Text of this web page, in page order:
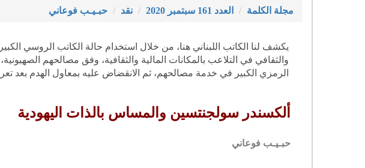
مجلة الكلمة العدد 161 سبتمبر 2020 نقد حبـيـب فوعاني
يكشف لنا الكاتب اللبناني هنا، من خلال استخدام حالة الكاتب الروسي
والثقافي في التلاعب بالمكانات المالية والثقافية، وفق مصالحهم
الرمزي الكبير في خدمة مصالحهم، ثم الانقضاض عليه بمعاول الهدم بعد
ألكسندر سولجنتسين والمساس بالذات اليهودية
حبـيـب فوعاني